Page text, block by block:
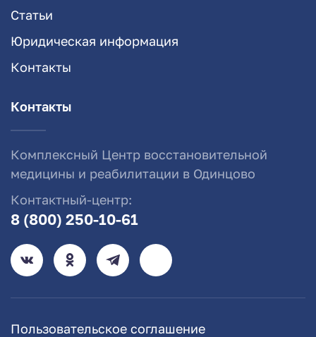
Статьи
Юридическая информация
Контакты
Контакты
Комплексный Центр восстановительной
медицины и реабилитации в Одинцово
Контактный-центр:
8 (800) 250-10-61
Пользовательское соглашение